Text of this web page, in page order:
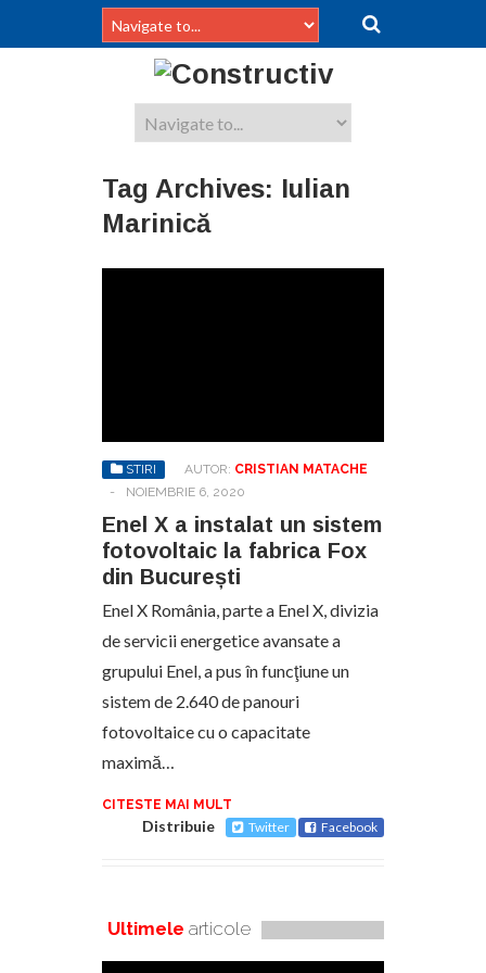
Tag Archives: Iulian
Marinică
STIRI AUTOR: CRISTIAN MATACHE
-
NOIEMBRIE 6, 2020
Enel X a instalat un sistem
fotovoltaic la fabrica Fox
din București
Enel X România, parte a Enel X, divizia
de servicii energetice avansate a
grupului Enel, a pus în funcţiune un
sistem de 2.640 de panouri
fotovoltaice cu o capacitate
maximă…
CITESTE MAI MULT
Distribuie Twitter Facebook
Ultimele articole